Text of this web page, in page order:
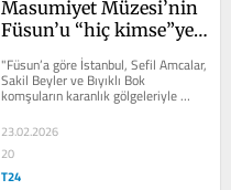
Masumiyet Müzesi’nin
Füsun’u “hiç kimse”ye
nasıl dönüştü?
"Füsun’a göre İstanbul, Sefil Amcalar,
Sakil Beyler ve Bıyıklı Bok
komşuların karanlık gölgeleriyle
doluydu. Füsun’un şaştığı bir...
23.02.2026
20
T24